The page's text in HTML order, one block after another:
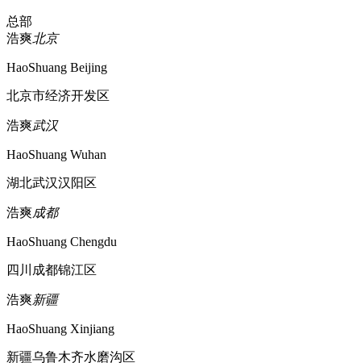
总部
浩爽北京
HaoShuang Beijing
北京市经济开发区
浩爽武汉
HaoShuang Wuhan
湖北武汉汉阳区
浩爽成都
HaoShuang Chengdu
四川成都锦江区
浩爽新疆
HaoShuang Xinjiang
新疆乌鲁木齐水磨沟区